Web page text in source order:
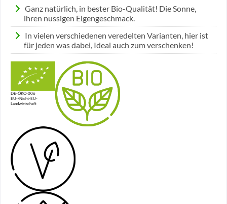
Ganz natürlich, in bester Bio-Qualität! Die Sonne,
ihren nussigen Eigengeschmack.
In vielen verschiedenen veredelten Varianten, hier ist
für jeden was dabei, Ideal auch zum verschenken!
DE-ÖKO-006
EU-/Nicht-EU-
Landwirtschaft